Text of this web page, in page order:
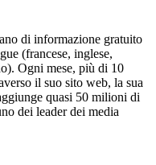
di informazione gratuito
(francese, inglese,
Ogni mese, più di 10
il suo sito web, la sua
quasi 50 milioni di
dei leader dei media